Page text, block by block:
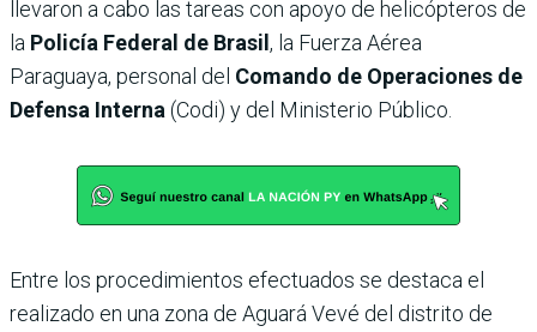
llevaron a cabo las tareas con apoyo de helicópteros de
la Policía Federal de Brasil , la Fuerza Aérea
Paraguaya, personal del Comando de Operaciones de
Defensa Interna (Codi) y del Ministerio Público.
Entre los procedimientos efectuados se destaca el
realizado en una zona de Aguará Vevé del distrito de